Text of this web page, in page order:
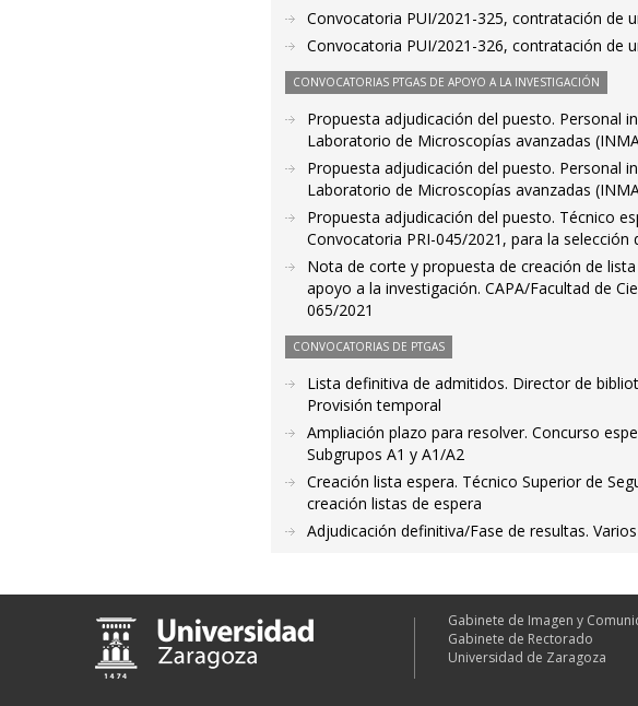
Convocatoria PUI/2021-325, contratación de
Convocatoria PUI/2021-326, contratación de
CONVOCATORIAS PTGAS DE APOYO A LA INVESTIGACIÓN
Propuesta adjudicación del puesto. Personal
Laboratorio de Microscopías avanzadas
Propuesta adjudicación del puesto. Personal
Laboratorio de Microscopías avanzadas
Propuesta adjudicación del puesto. Técnico
Convocatoria PRI-045/2021, para la selección
Nota de corte y propuesta de creación de
apoyo a la investigación. CAPA/Facultad de
065/2021
CONVOCATORIAS DE PTGAS
Lista definitiva de admitidos. Director de
Provisión temporal
Ampliación plazo para resolver. Concurso
Subgrupos A1 y A1/A2
Creación lista espera. Técnico Superior de
creación listas de espera
Adjudicación definitiva/Fase de resultas.
Gabinete de Imagen y
Gabinete de Rectorado
Universidad de Zaragoza